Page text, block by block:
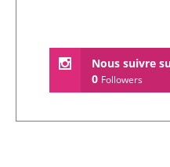
Nous suivre
0 Followers